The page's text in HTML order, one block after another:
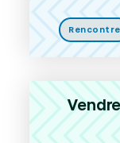
Rencontre